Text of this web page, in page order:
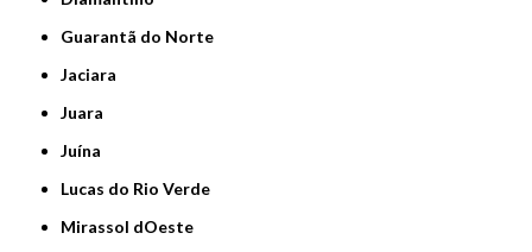
Guarantã do Norte
Jaciara
Juara
Juína
Lucas do Rio Verde
Mirassol dOeste